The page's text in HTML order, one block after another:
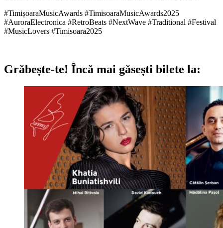
#TimișoaraMusicAwards #TimisoaraMusicAwards2025
#AuroraElectronica #RetroBeats #NextWave #Traditional #Festival
#MusicLovers #Timisoara2025
Grăbește-te! Încă mai găsești bilete la: